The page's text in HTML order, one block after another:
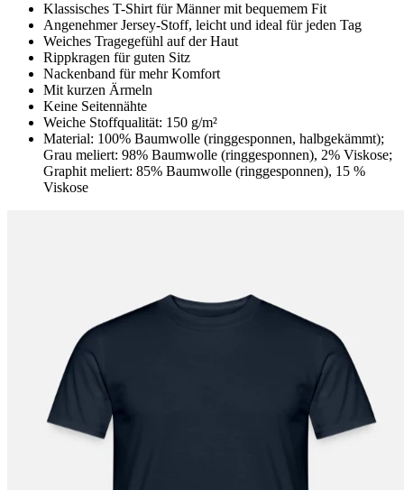
Klassisches T-Shirt für Männer mit bequemem Fit
Angenehmer Jersey-Stoff, leicht und ideal für jeden Tag
Weiches Tragegefühl auf der Haut
Rippkragen für guten Sitz
Nackenband für mehr Komfort
Mit kurzen Ärmeln
Keine Seitennähte
Weiche Stoffqualität: 150 g/m²
Material: 100% Baumwolle (ringgesponnen, halbgekämmt);
Grau meliert: 98% Baumwolle (ringgesponnen), 2% Viskose;
Graphit meliert: 85% Baumwolle (ringgesponnen), 15 %
Viskose